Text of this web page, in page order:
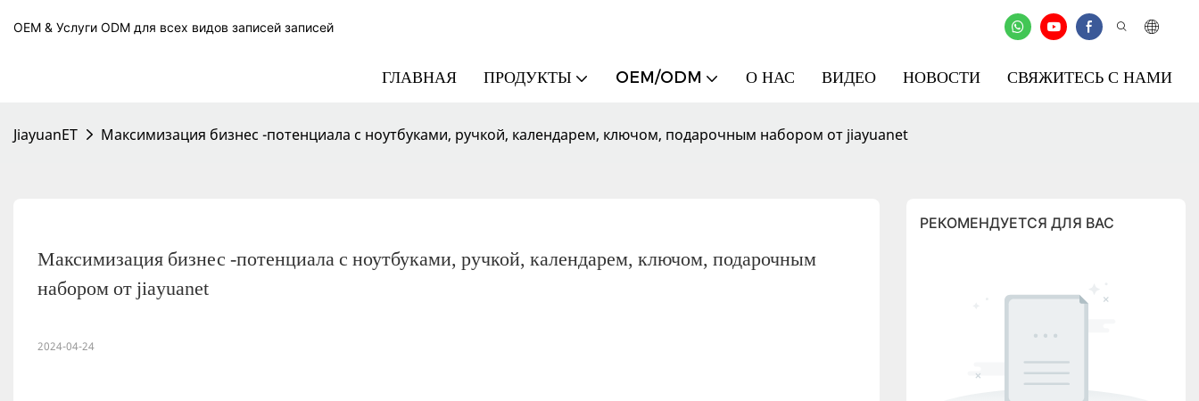
OEM & Услуги ODM для всех видов записей записей
ГЛАВНАЯ ПРОДУКТЫ OEM/ODM О НАС ВИДЕО НОВОСТИ СВЯЖИТЕСЬ С НАМИ
JiayuanET Максимизация бизнес -потенциала с ноутбуками, ручкой, календарем, ключом, подарочным набором от jiayuanet
Максимизация бизнес -потенциала с ноутбуками, ручкой, календарем, ключом, подарочным
набором от jiayuanet
2024-04-24
РЕКОМЕНДУЕТСЯ ДЛЯ ВАС